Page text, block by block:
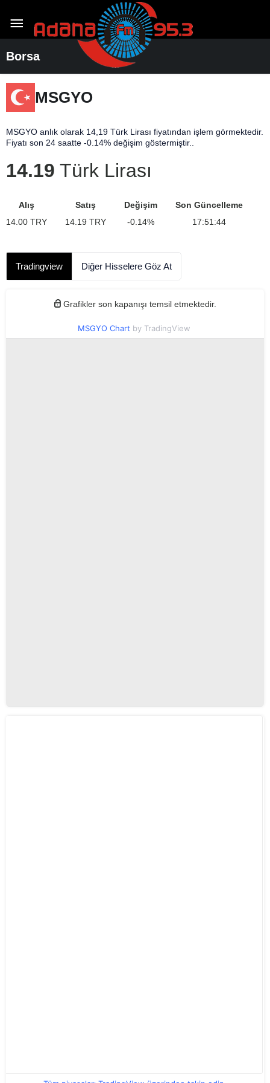
Borsa
MSGYO
MSGYO anlık olarak 14,19 Türk Lirası fiyatından işlem görmektedir.
Fiyatı son 24 saatte -0.14% değişim göstermiştir..
14.19 Türk Lirası
Alış
14.00 TRY
Satış
14.19 TRY
Değişim
-0.14%
Son Güncelleme
17:51:44
Tradingview Diğer Hisselere Göz At
Grafikler son kapanışı temsil etmektedir.
MSGYO Chart by TradingView